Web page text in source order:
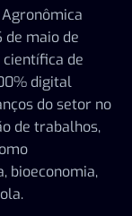
Agronômica
de maio de
científica de
digital
do setor no
de trabalhos,
bioeconomia,